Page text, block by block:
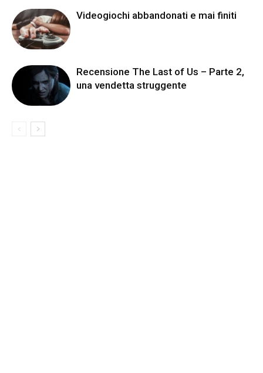
Videogiochi abbandonati e mai finiti
Recensione The Last of Us – Parte 2,
una vendetta struggente